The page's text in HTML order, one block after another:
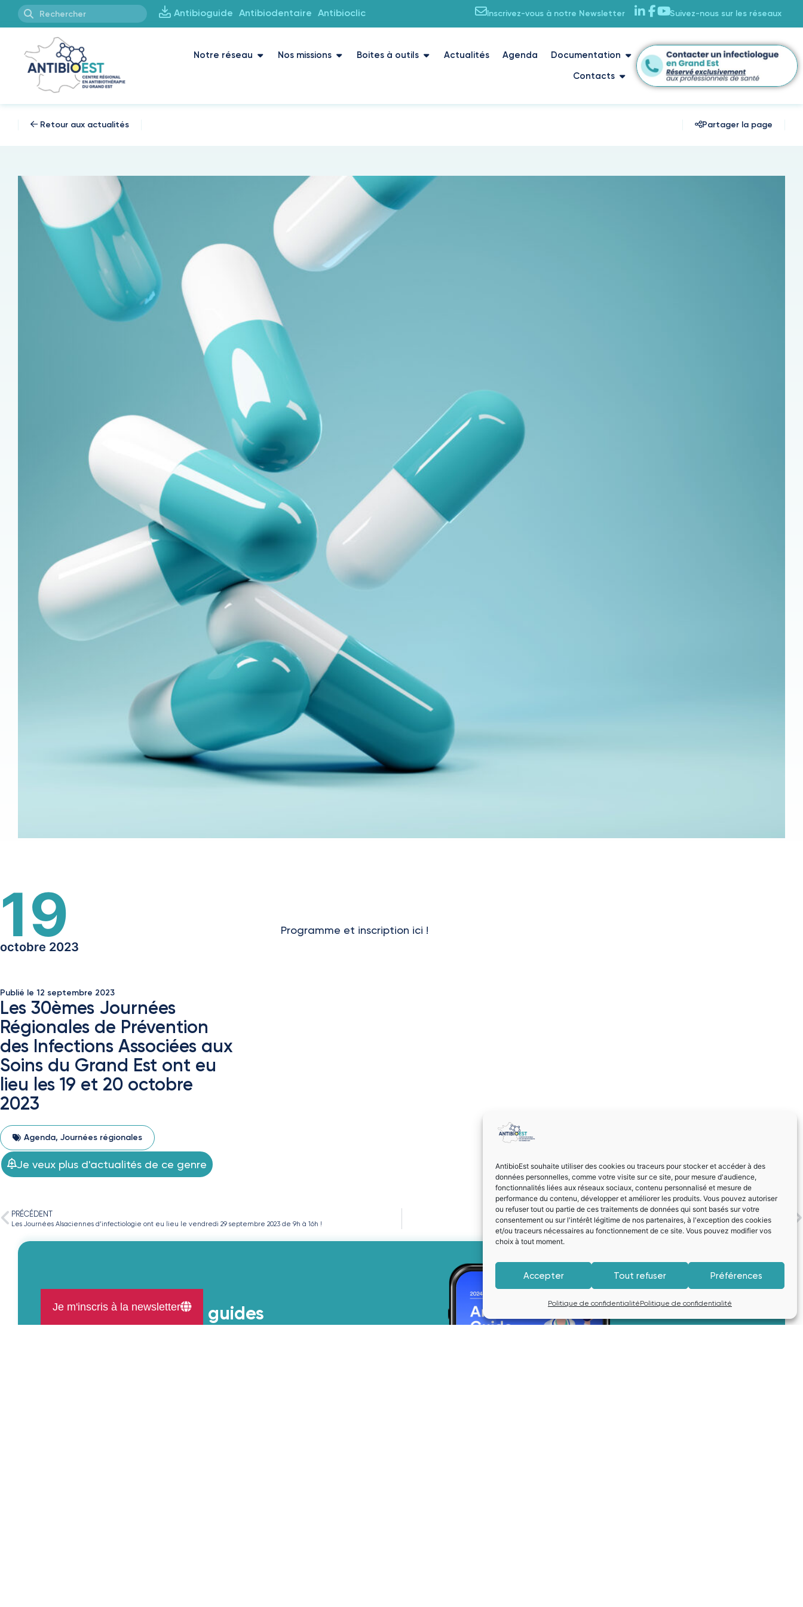
AntibioEst souhaite utiliser des cookies ou traceurs pour stocker et accéder à des
données personnelles, comme votre visite sur ce site, pour mesure d'audience,
fonctionnalités liées aux réseaux sociaux, contenu personnalisé et mesure de
performance du contenu, développer et améliorer les produits. Vous pouvez autoriser
ou refuser tout ou partie de ces traitements de données qui sont basés sur votre
consentement ou sur l'intérêt légitime de nos partenaires, à l'exception des cookies
et/ou traceurs nécessaires au fonctionnement de ce site. Vous pouvez modifier vos
choix à tout moment.
Accepter Tout refuser Préférences
Politique de confidentialitéPolitique de confidentialité
Antibioguide Antibiodentaire Antibioclic Inscrivez-vous à notre Newsletter Suivez-nous sur les réseaux
Notre réseau Nos missions Boites à outils Actualités Agenda
Documentation
Contacts
Retour aux actualités Partager la page
19
octobre 2023
Publié le 12 septembre 2023
Les 30èmes Journées
Régionales de Prévention
des Infections Associées aux
Soins du Grand Est ont eu
lieu les 19 et 20 octobre
2023
Agenda, Journées régionales
Je veux plus d'actualités de ce genre
Programme et inscription ici !
PRÉCÉDENT
Les Journées Alsaciennes d’infectiologie ont eu lieu le vendredi 29 septembre 2023 de 9h à 16h ! La 17ème Journée Régionale d’Infectiologie a eu lieu le samedi 14 octobre 2023 de 9h à 13h
Découvrez nos 3 guides
Je m'inscris à la newsletter